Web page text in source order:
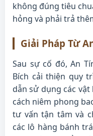
không đúng tiêu
hỏng và phải trả
Giải Pháp Từ
Sau sự cố đó, An
Bích cải thiện quy
dẫn sử dụng các
cách niêm phong
tư vấn tận tâm và
các lô hàng bánh